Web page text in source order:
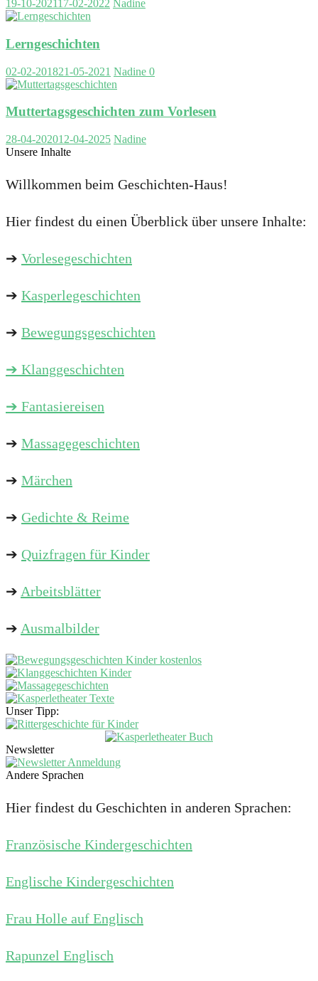
19-10-202117-02-2022 Nadine
Lerngeschichten
02-02-201821-05-2021 Nadine 0
Muttertagsgeschichten zum Vorlesen
28-04-202012-04-2025 Nadine
Unsere Inhalte
Willkommen beim Geschichten-Haus!
Hier findest du einen Überblick über unsere Inhalte:
➔ Vorlesegeschichten
➔ Kasperlegeschichten
➔ Bewegungsgeschichten
➔ Klanggeschichten
➔ Fantasiereisen
➔ Massagegeschichten
➔ Märchen
➔ Gedichte & Reime
➔ Quizfragen für Kinder
➔ Arbeitsblätter
➔ Ausmalbilder
Unser Tipp:
Newsletter
Andere Sprachen
Hier findest du Geschichten in anderen Sprachen:
Französische Kindergeschichten
Englische Kindergeschichten
Frau Holle auf Englisch
Rapunzel Englisch